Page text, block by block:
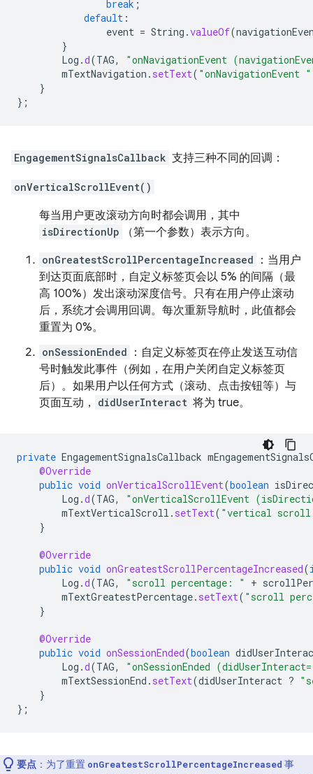
break ;
default :
event = String .valueOf(
}
Log .d(TAG,
"onNavigationEvent
mTextNavigation . setText( "onNavigationEvent "
}
};
EngagementSignalsCallback 支持三种不同的回调：
onVerticalScrollEvent()
每当用户更改滚动方向时都会调用，其中
isDirectionUp （第一个参数）表示方向。
onGreatestScrollPercentageIncreased
：当用户
到达页面底部时，自定义标签页会以 5% 的间隔（最
高 100%）发出滚动深度信号。只有在用户停止滚动
后，系统才会调用回调。每次重新导航时，此值都会
重置为 0%。
onSessionEnded
：自定义标签页在停止发送互动信
号时触发此事件（例如，在用户关闭自定义标签页
后）。如果用户以任何方式（滚动、点击按钮等）与
页面互动，
didUserInteract 将为 true。
private EngagementSignalsCallback
@Override
public void onVerticalScrollEvent(boolean
Log .d(TAG,
"onVerticalScrollEvent
mTextVerticalScroll . setText( "vertical
}
@Override
public void onGreatestScrollPercentageIncreased(
Log .d(TAG, "scroll percentage: " +
mTextGreatestPercentage. setText( "scroll
}
@Override
public void onSessionEnded(boolean
Log .d(TAG,
"onSessionEnded
mTextSessionEnd . setText(didUserInteract ?
}
};
要点 ：为了重置 onGreatestScrollPercentageIncreased 事